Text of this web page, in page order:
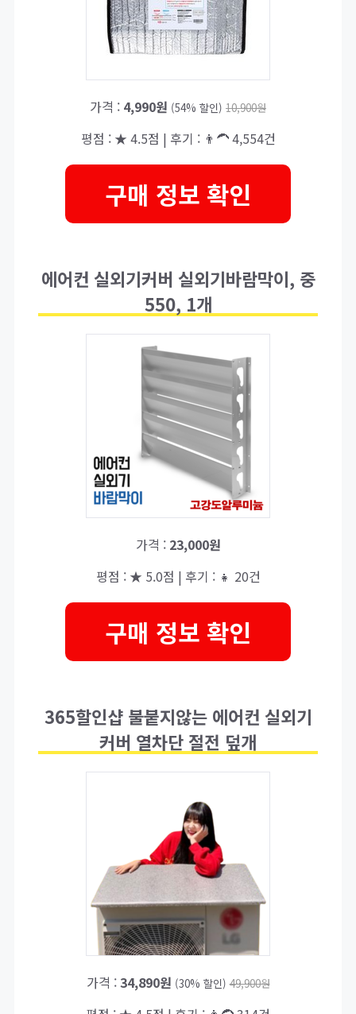
가격 : 4,990원 (54% 할인) 10,900원
평점 : ★ 4.5점 | 후기 : 👨‍🦱 4,554건
구매 정보 확인
에어컨 실외기커버 실외기바람막이, 중
550, 1개
가격 : 23,000원
평점 : ★ 5.0점 | 후기 : 👧 20건
구매 정보 확인
365할인샵 불붙지않는 에어컨 실외기
커버 열차단 절전 덮개
가격 :34,890원 (30% 할인) 49,900원